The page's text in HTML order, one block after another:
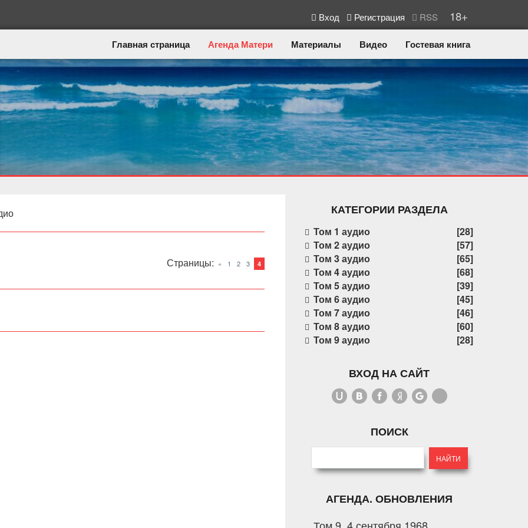
Вход Регистрация RSS 18+
Главная страница Агенда Матери Материалы Видео Гостевая книга
Страницы: « 1 2 3 4
КАТЕГОРИИ РАЗДЕЛА
Том 1 аудио
[28]
Том 2 аудио
[57]
Том 3 аудио
[65]
Том 4 аудио
[68]
Том 5 аудио
[39]
Том 6 аудио
[45]
Том 7 аудио
[46]
Том 8 аудио
[60]
Том 9 аудио
[28]
ВХОД НА САЙТ
ПОИСК
АГЕНДА. ОБНОВЛЕНИЯ